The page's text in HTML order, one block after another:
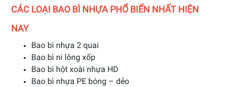
CÁC LOẠI BAO BÌ NHỰA PHỔ BIẾN NHẤT HIỆN
NAY
Bao bì nhựa 2 quai
Bao bì ni lông xốp
Bao bì hột xoài nhựa HD
Bao bì nhựa PE bóng – dẻo